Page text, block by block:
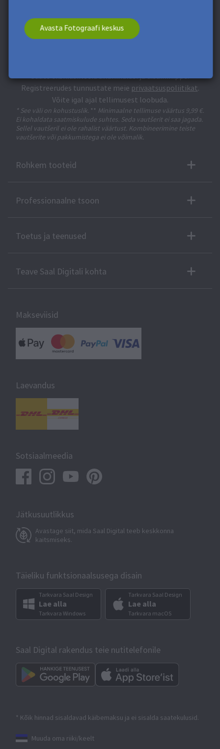
Avasta Fotograafi keskus
Saate eksklusiivseid allahindlusi ja disaininippe.
Registreerudes tunnustate meie privaatsuspoliitikat.
Võite igal ajal tellimusest loobuda.
* See väli on kohustuslik. ** Minimaalne tellimuse väärtus 9,99 €.
Ei kohaldata saatmiskulude suhtes. Seda vautšerit ei saa jagada.
Sellel vautšeril ei ole rahalist väärtust. Kombineerimine teiste
vautšerite või pakkumistega ei ole võimalik.
Rohkem tooteid
Professionaalne tsoon
Toetus ja teenused
Teave Saal Digitali kohta
Makseviisid
Laevandus
Sotsiaalmeedia
Jätkusuutlikkus
Avastage siit, mida Saal Digital teeb keskkonna
kaitsmiseks.
Täieliku funktsionaalsusega disain
Tarkvara Saal Design
Lae alla
Tarkvara Windows
Tarkvara Saal Design
Lae alla
Tarkvara macOS
Saal Digital rakendus teie nutitelefonile
* Kõik hinnad sisaldavad käibemaksu ja ei sisalda saatekulusid.
Muuda oma riiki/keelt